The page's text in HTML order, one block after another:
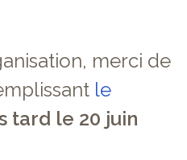
merci de
le
tard le 20 juin